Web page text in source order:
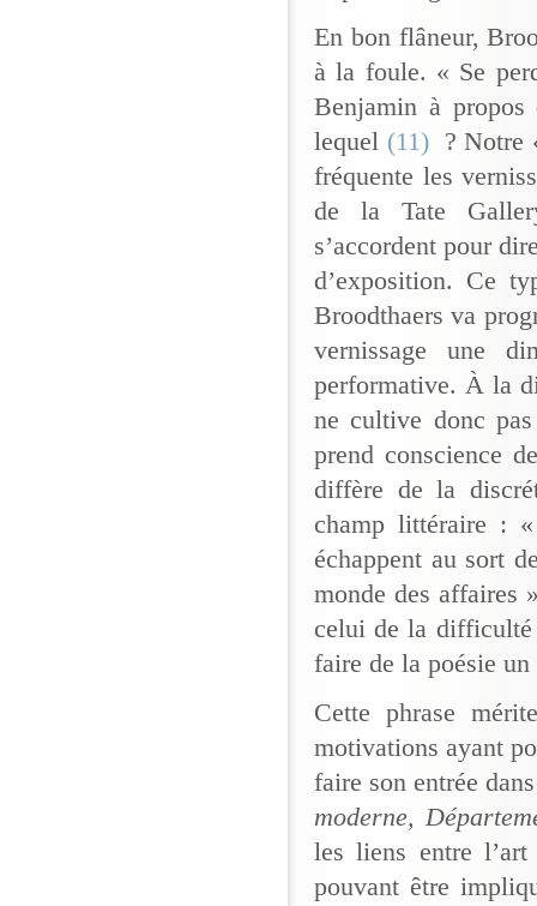
En bon flâneur,
à la foule. « Se
Benjamin à propos
lequel (11)? Notre
fréquente les
de la Tate
s’accordent pour
d’exposition. Ce
Broodthaers va
vernissage une
performative. À la
ne cultive donc
prend conscience
diffère de la
champ littéraire :
échappent au sort
monde des affaires
celui de la difficulté
faire de la poésie
Cette phrase
motivations ayant
faire son entrée
moderne,
les liens entre l’art
pouvant être